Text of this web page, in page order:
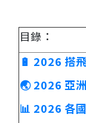
目錄：
🔋 2026 搭
🌏 2026 亞
📊 2026 各